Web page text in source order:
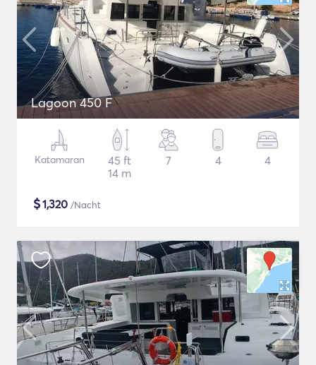
Lagoon 450 F
Katamaran
45 ft
14 m
7 4 4
$1,320 /Nacht